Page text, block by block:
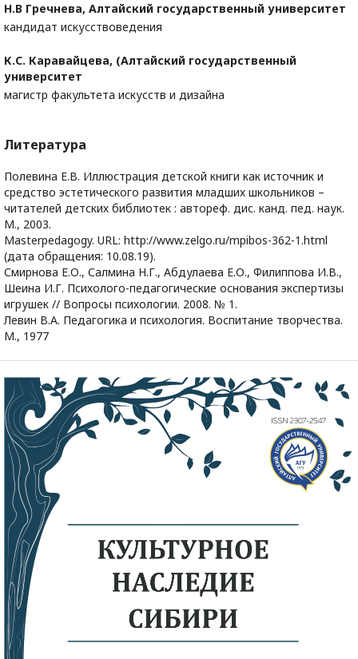
Н.В Гречнева, Алтайский государственный университет
кандидат искусствоведения
К.С. Каравайцева, (Алтайский государственный
университет
магистр факультета искусств и дизайна
Литература
Полевина Е.В. Иллюстрация детской книги как источник и
средство эстетического развития младших школьников –
читателей детских библиотек : автореф. дис. канд. пед. наук.
М., 2003.
Masterpedagogy. URL: http://www.zelgo.ru/mpibos-362-1.html
(дата обращения: 10.08.19).
Смирнова Е.О., Салмина Н.Г., Абдулаева Е.О., Филиппова И.В.,
Шеина И.Г. Психолого-педагогические основания экспертизы
игрушек // Вопросы психологии. 2008. № 1.
Левин В.А. Педагогика и психология. Воспитание творчества.
М., 1977